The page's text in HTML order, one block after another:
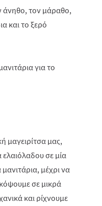
άνηθο, τον μάραθο,
και το ξερό
μαγειρίτσα μας,
σε μία
μέχρι να
σε μικρά
και ρίχνουμε